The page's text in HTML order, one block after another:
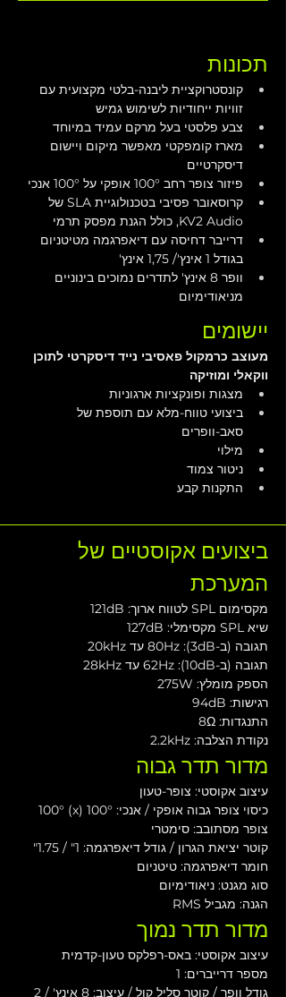
תכונות
קונסטרוקציית ליבנה-בלטי מקצועית עם
זוויות ייחודיות לשימוש גמיש
צבע פלסטי בעל מרקם עמיד במיוחד
מארז קומפקטי מאפשר מיקום ויישום
דיסקרטיים
פיזור צופר רחב 100° אופקי על 100° אנכי
קרוסאובר פסיבי בטכנולוגיית SLA של
KV2 Audio, כולל הגנת מפסק תרמי
דרייבר דחיסה עם דיאפרגמה מטיטניום
בגודל 1 אינץ'/ 1,75 אינץ'
וופר 8 אינץ' לתדרים נמוכים בינוניים
מניאודימיום
יישומים
מעוצב כרמקול פאסיבי נייד דיסקרטי לתוכן
ווקאלי ומוזיקה
מצגות ופונקציות ארגוניות
ביצועי טווח-מלא עם תוספת של
סאב-וופרים
מילוי
ניטור צמוד
התקנות קבע
ביצועים אקוסטיים של
המערכת
מקסימום SPL לטווח ארוך: 121dB
שיא SPL מקסימלי: 127dB
תגובה (ב-3dB): 80Hz עד 20kHz
תגובה (ב-10dB): 62Hz עד 28kHz
הספק מומלץ: 275W
רגישות: 94dB
התנגדות: 8Ω
נקודת הצלבה: 2.2kHz
מדור תדר גבוה
עיצוב אקוסטי: צופר-טעון
כיסוי צופר גבוה אופקי / אנכי: 100° (x) 100°
צופר מסתובב: סימטרי
קוטר יציאת הגרון / גודל דיאפרגמה: 1" / 1.75"
חומר דיאפרגמה: טיטניום
סוג מגנט: ניאודימיום
הגנה: מגביל RMS
מדור תדר נמוך
עיצוב אקוסטי: באס-רפלקס טעון-קדמית
מספר דרייברים: 1